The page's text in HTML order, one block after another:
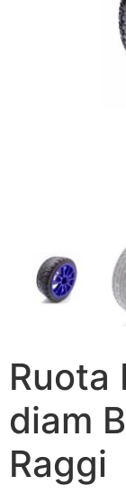
Ruota
diam
Raggi